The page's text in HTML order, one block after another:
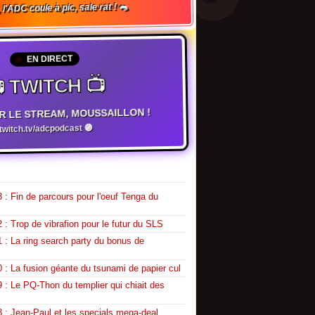
coule à pic, sale rat ! 🐀
EN DIRECT
TWITCH 📺
LE STREAM, MOUSSAILLON !
adcpodcast 🟣
: Fin de parcours pour l'oeuf Tenga du
: Trop de vibrafion pour le futur du SLS
: La ring search party du bonus de
: La fusion géante du tsunami de papier cul
: Le PQ-Thon du templier qui chiait des
: Jean-Paul et les specials mega-deal